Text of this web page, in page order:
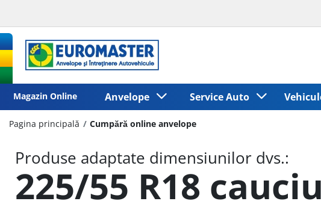
Magazin Online Anvelope Service Auto
Pagina principală Cumpără online anvelope
Produse adaptate dimensiunilor dvs.:
225/55 R18